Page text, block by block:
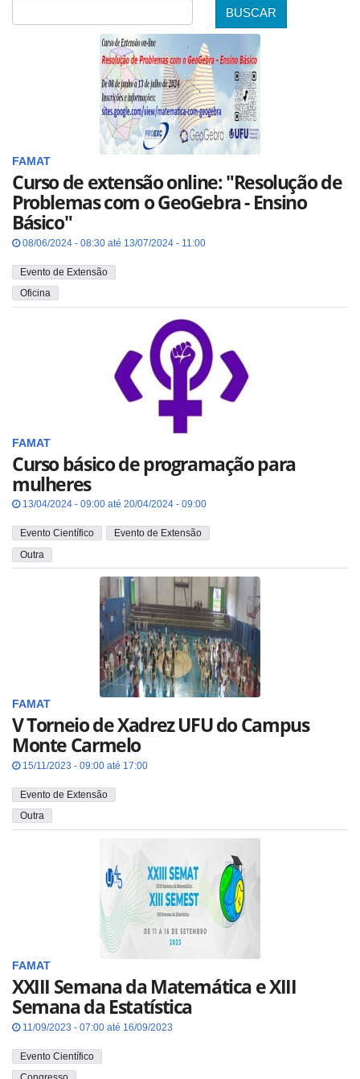
BUSCAR
FAMAT
Curso de extensão online: "Resolução de
Problemas com o GeoGebra - Ensino
Básico"
08/06/2024 - 08:30 até 13/07/2024 - 11:00
Evento de Extensão
Oficina
FAMAT
Curso básico de programação para
mulheres
13/04/2024 - 09:00 até 20/04/2024 - 09:00
Evento Científico
Evento de Extensão
Outra
FAMAT
V Torneio de Xadrez UFU do Campus
Monte Carmelo
15/11/2023 - 09:00 até 17:00
Evento de Extensão
Outra
FAMAT
XXIII Semana da Matemática e XIII
Semana da Estatística
11/09/2023 - 07:00 até 16/09/2023
Evento Científico